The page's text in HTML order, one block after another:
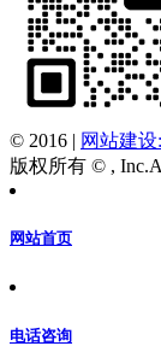
© 2016 | 网站建设
版权所有 © ,
网站首页
电话咨询